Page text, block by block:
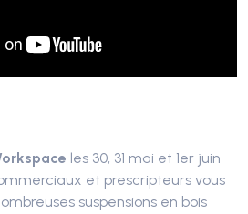
les 30, 31 mai et 1er juin
et prescripteurs vous
suspensions en bois